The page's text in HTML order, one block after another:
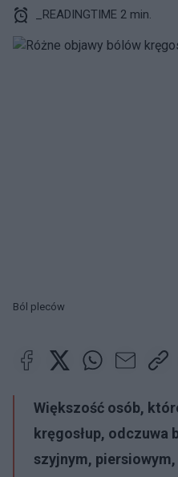
_READINGTIME 2 min.
Ból pleców
Większość osób,
kręgosłup, odczuwa
szyjnym,